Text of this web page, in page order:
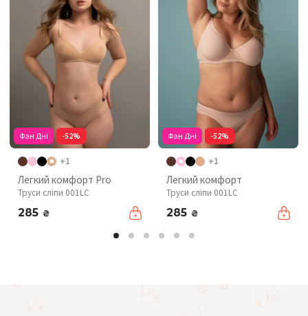
Фан Дні -52%
+1
Легкий комфорт Pro
Труси сліпи 001LC
285 ₴
Фан Дні -52%
+1
Легкий комфорт
Труси сліпи 001LC
285 ₴